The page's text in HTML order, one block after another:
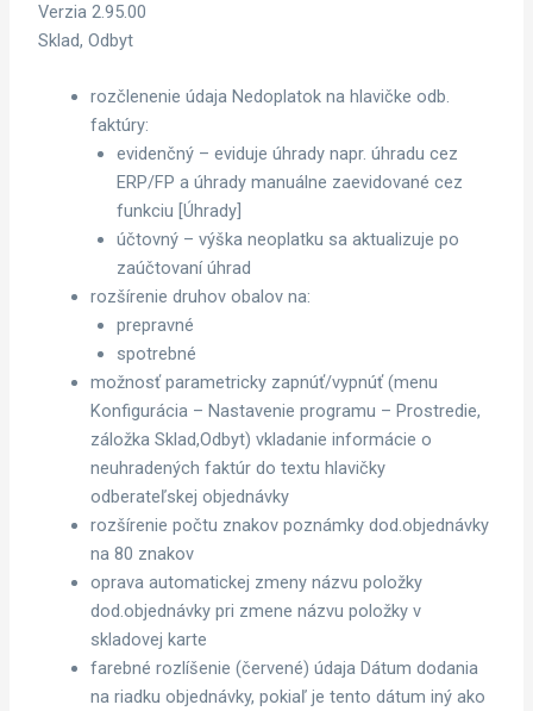
Verzia 2.95.00
Sklad, Odbyt
rozčlenenie údaja Nedoplatok na hlavičke odb.
faktúry:
evidenčný – eviduje úhrady napr. úhradu cez
ERP/FP a úhrady manuálne zaevidované cez
funkciu [Úhrady]
účtovný – výška neoplatku sa aktualizuje po
zaúčtovaní úhrad
rozšírenie druhov obalov na:
prepravné
spotrebné
možnosť parametricky zapnúť/vypnúť (menu
Konfigurácia – Nastavenie programu – Prostredie,
záložka Sklad,Odbyt) vkladanie informácie o
neuhradených faktúr do textu hlavičky
odberateľskej objednávky
rozšírenie počtu znakov poznámky dod.objednávky
na 80 znakov
oprava automatickej zmeny názvu položky
dod.objednávky pri zmene názvu položky v
skladovej karte
farebné rozlíšenie (červené) údaja Dátum dodania
na riadku objednávky, pokiaľ je tento dátum iný ako